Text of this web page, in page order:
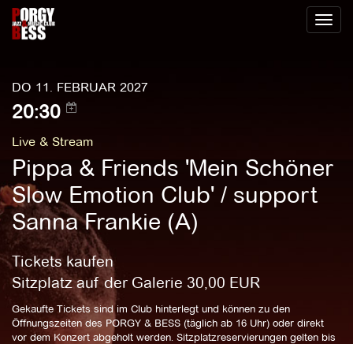
Toggle
DO 11. FEBRUAR 2027
20:30
Live & Stream
Pippa & Friends 'Mein Schöner
Slow Emotion Club' / support
Sanna Frankie (A)
Tickets kaufen
Sitzplatz auf der Galerie 30,00 EUR
Gekaufte Tickets sind im Club hinterlegt und können zu den
Öffnungszeiten des PORGY & BESS (täglich ab 16 Uhr) oder direkt
vor dem Konzert abgeholt werden. Sitzplatzreservierungen gelten bis